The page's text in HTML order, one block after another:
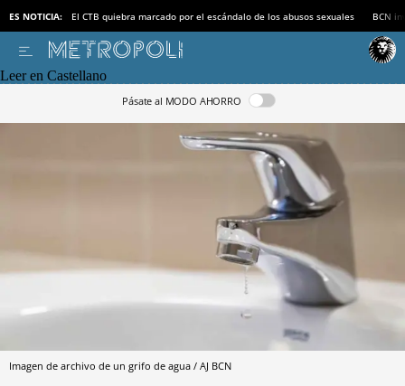
ES NOTICIA: El CTB quiebra marcado por el escándalo de los abusos sexuales BCN
Leer en Castellano
Pásate al MODO AHORRO
Imagen de archivo de un grifo de agua / AJ BCN